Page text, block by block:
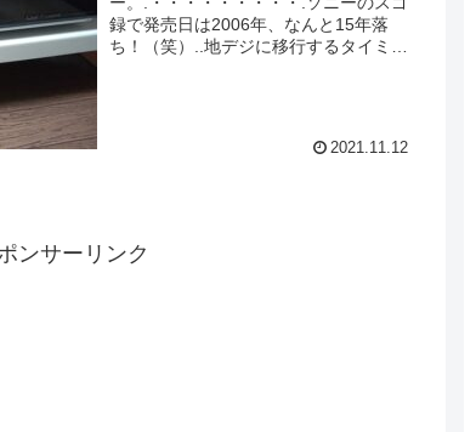
録で発売日は2006年、なんと15年落
ち！（笑）..地デジに移行するタイミン
ルだ。.今の時代テレビ自体見なかった
2021.11.12
ンサーリンク